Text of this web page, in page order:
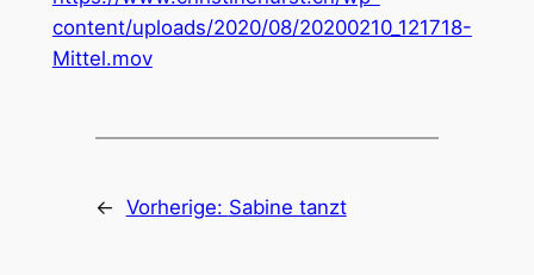
content/uploads/2020/08/20200210_121718-
Mittel.mov
← Vorherige: Sabine tanzt